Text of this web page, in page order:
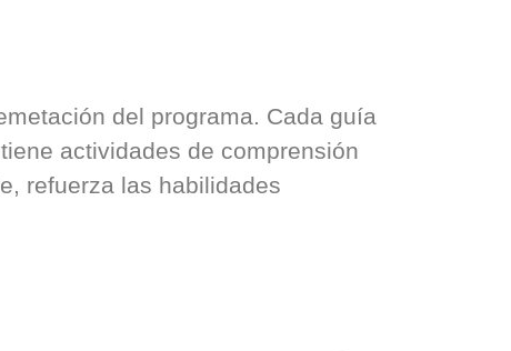
del programa. Cada guía
actividades de comprensión
refuerza las habilidades